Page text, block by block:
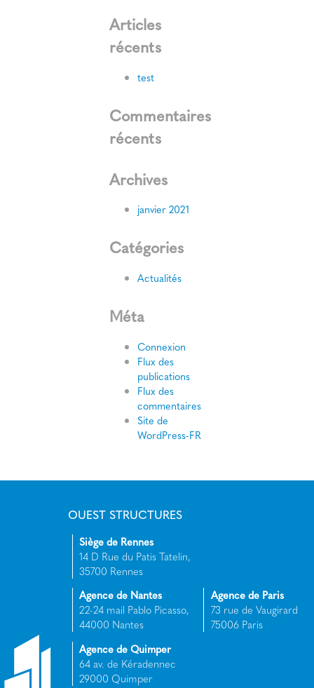
Articles
récents
test
Commentaires
récents
Archives
janvier 2021
Catégories
Actualités
Méta
Connexion
Flux des
publications
Flux des
commentaires
Site de
WordPress-FR
OUEST STRUCTURES
Siège de Rennes
14 D Rue du Patis Tatelin,
35700 Rennes
Agence de Nantes
22-24 mail Pablo Picasso,
44000 Nantes
Agence de Paris
73 rue de Vaugirard
75006 Paris
Agence de Quimper
64 av. de Kéradennec
29000 Quimper